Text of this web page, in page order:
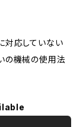
対応していない
の機械の使用法